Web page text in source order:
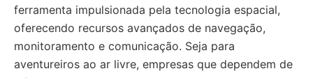
ferramenta impulsionada pela tecnologia espacial,
oferecendo recursos avançados de navegação,
monitoramento e comunicação. Seja para
aventureiros ao ar livre, empresas que dependem de